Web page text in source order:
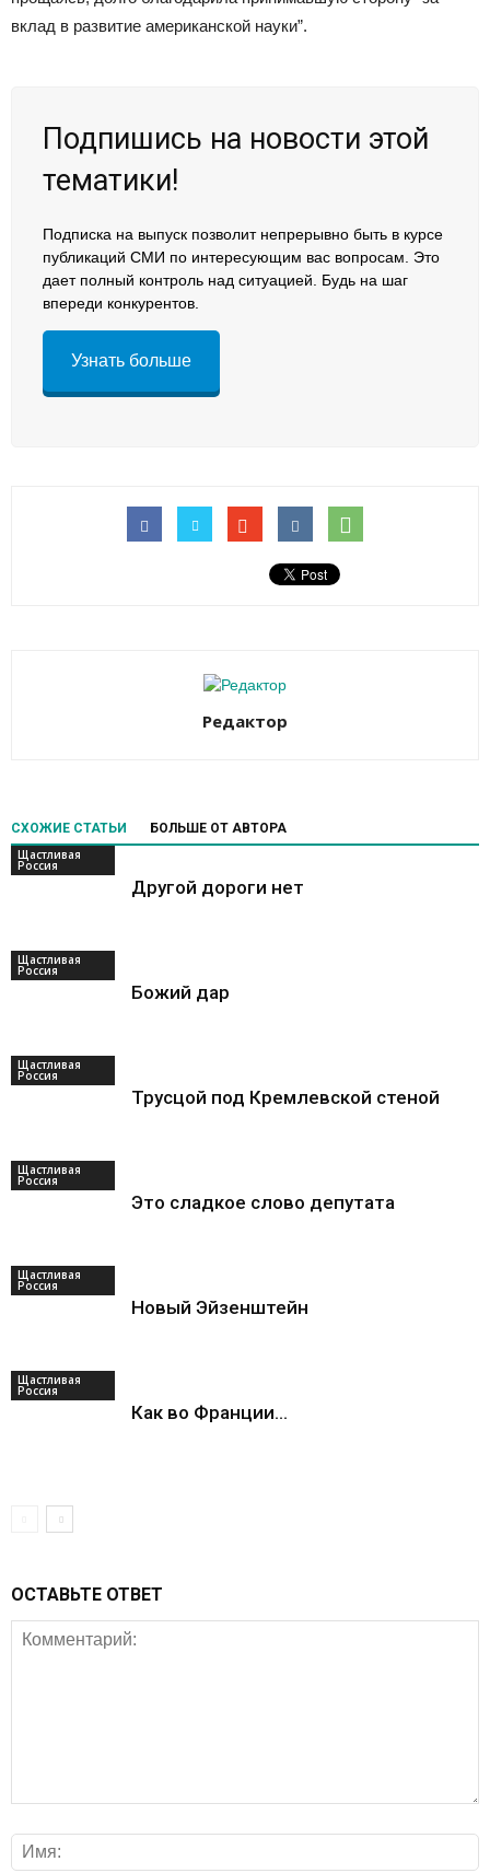
вклад в развитие американской науки”.
Подпишись на новости этой
тематики!
Подписка на выпуск позволит непрерывно быть в курсе
публикаций СМИ по интересующим вас вопросам. Это
дает полный контроль над ситуацией. Будь на шаг
впереди конкурентов.
Узнать больше
Редактор
СХОЖИЕ СТАТЬИ
БОЛЬШЕ ОТ АВТОРА
Щастливая
Россия
Другой дороги нет
Щастливая
Россия
Божий дар
Щастливая
Россия
Трусцой под Кремлевской стеной
Щастливая
Россия
Это сладкое слово депутата
Щастливая
Россия
Новый Эйзенштейн
Щастливая
Россия
Как во Франции…
ОСТАВЬТЕ ОТВЕТ